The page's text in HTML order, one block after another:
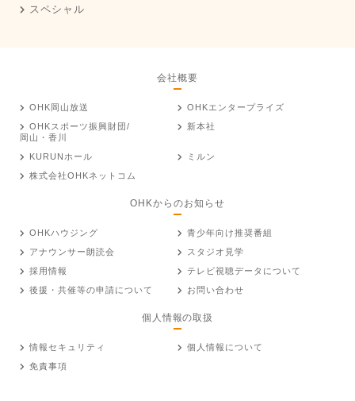
スペシャル
会社概要
OHK岡山放送
OHKエンタープライズ
OHKスポーツ振興財団/
岡山・香川
新本社
KURUNホール
ミルン
株式会社OHKネットコム
OHKからのお知らせ
OHKハウジング
青少年向け推奨番組
アナウンサー朗読会
スタジオ見学
採用情報
テレビ視聴データについて
後援・共催等の申請について
お問い合わせ
個人情報の取扱
情報セキュリティ
個人情報について
免責事項